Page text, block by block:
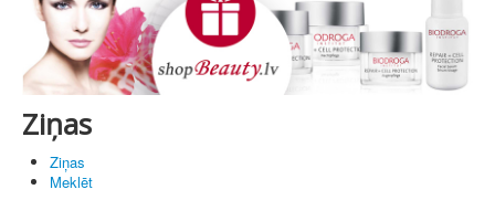
Ziņas
Ziņas
Meklēt